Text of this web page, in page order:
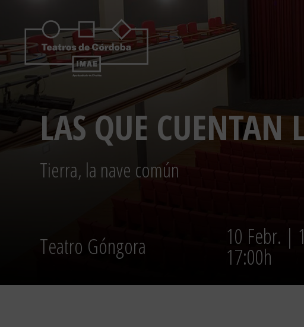
contenido
LAS QUE CUENTAN
Tierra, la nave común
Teatro Góngora 10 Febr. |
17:00h